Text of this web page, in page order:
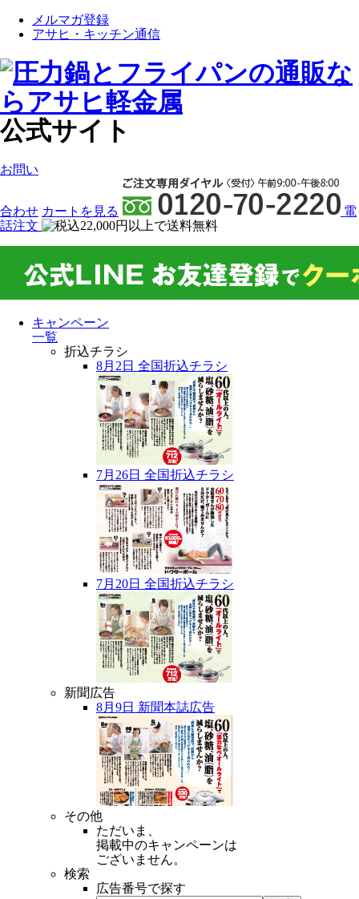
メルマガ登録
アサヒ・キッチン通信
公式サイト
お問い
合わせ カート を見る
電
話注文
キャンペーン
一覧
折込チラシ
8月2日 全国折込チラシ
7月26日 全国折込チラシ
7月20日 全国折込チラシ
新聞広告
8月9日 新聞本誌広告
その他
ただいま、
掲載中のキャンペーンは
ございません。
検索
広告番号で探す